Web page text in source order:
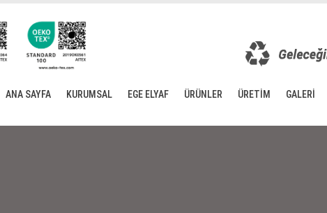
ANA SAYFA KURUMSAL EGE ELYAF ÜRÜNLER ÜRETİM GALERİ